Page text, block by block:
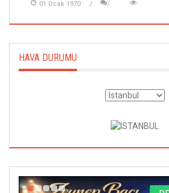
01 Ocak 1970
HAVA DURUMU